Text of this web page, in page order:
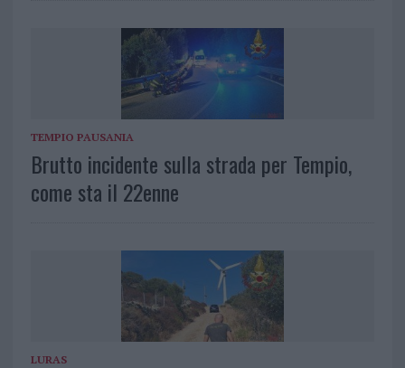
TEMPIO PAUSANIA
Brutto incidente sulla strada per Tempio,
come sta il 22enne
LURAS